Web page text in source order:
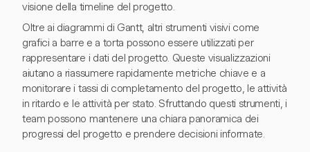
visione della timeline del progetto.
Oltre ai diagrammi di Gantt, altri strumenti visivi come
grafici a barre e a torta possono essere utilizzati per
rappresentare i dati del progetto. Queste visualizzazioni
aiutano a riassumere rapidamente metriche chiave e a
monitorare i tassi di completamento del progetto, le attività
in ritardo e le attività per stato. Sfruttando questi strumenti, i
team possono mantenere una chiara panoramica dei
progressi del progetto e prendere decisioni informate.